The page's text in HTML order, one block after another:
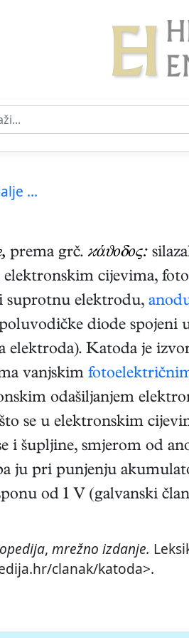
...
prema grč. ϰάϑοδος:
elektronskim cijevima,
suprotnu elektrodu,
diode spojeni
elektroda). Katoda je
vanjskim
odašiljanjem
se u elektronskim
i šupljine, smjerom od
ju pri punjenju
od 1 V (galvanski
, mrežno izdanje.
clanak/katoda>.